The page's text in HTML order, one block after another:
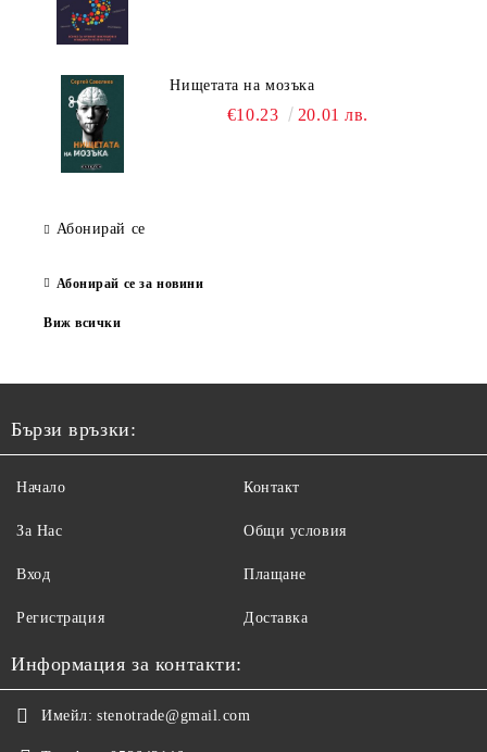
Нищетата на мозъка
€10.23 20.01 лв.
Абонирай се
Абонирай се за новини
Виж всички
Бързи връзки:
Начало
За Нас
Вход
Регистрация
Контакт
Общи условия
Плащане
Доставка
Информация за контакти:
Имейл: stenotrade@gmail.com